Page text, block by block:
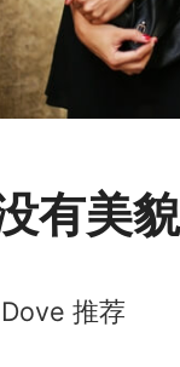
有美
Dove 推荐